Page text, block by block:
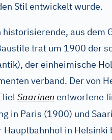
Stil entwickelt wurde.
historisierende, aus dem
trat um 1900 der
der einheimische
verband. Der von
Saarinen entworfene
in Paris (1900) und
in Helsinki